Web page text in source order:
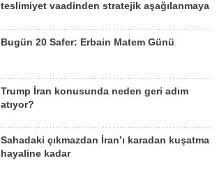
teslimiyet vaadinden stratejik aşağılanmaya
Bugün 20 Safer: Erbain Matem Günü
Trump İran konusunda neden geri adım
atıyor?
Sahadaki çıkmazdan İran’ı karadan kuşatma
hayaline kadar